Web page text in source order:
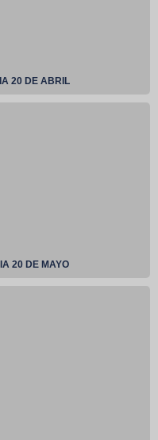
20 DE ABRIL
20 DE MAYO